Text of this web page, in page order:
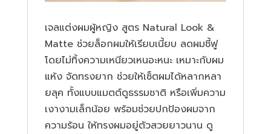
เจลแต่งผมผู้หญิง สูตร Natural Look &
Matte ช่วยล็อกผมให้เรียบเนี้ยบ ลดผมชี้ฟู
โดยไม่ทิ้งความเหนียวเหนอะหนะ เหมาะกับผม
แห้ง จัดทรงยาก ช่วยให้เซ็ตผมได้หลากหลา
ยลุค ทั้งแบบแมตต์ดูธรรมชาติ หรือเพิ่มความ
เงางามเล็กน้อย พร้อมช่วยปกป้องผมจาก
ความร้อน ให้ทรงผมอยู่ตัวสวยยาวนาน ดู